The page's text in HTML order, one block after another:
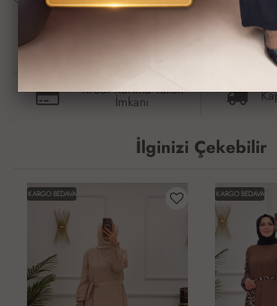
Güvenli Alışveriş İmkanı
Kredi Kartına Taksit
İmkanı
İlginizi Çekebilir
KARGO BEDAVA KARGO BEDAVA